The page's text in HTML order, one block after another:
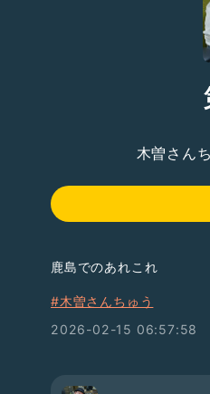
木曽さん
鹿島でのあれこれ
#木曽さんちゅう
2026-02-15 06:57:58